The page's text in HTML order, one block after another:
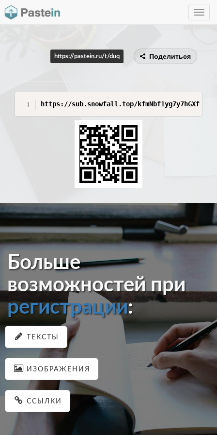
Toggle
https://pastein.ru/t/duq Поделиться
https://sub.snowfall.top/kfmNbf1yg7y7hGXf
Больше
возможностей при
регистрации:
ТЕКСТЫ
ИЗОБРАЖЕНИЯ
ССЫЛКИ